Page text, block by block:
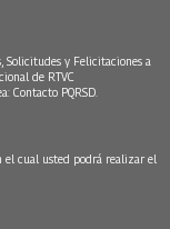
Solicitudes y Felicitaciones a
de RTVC
Contacto PQRSD.
el cual usted podrá realizar el